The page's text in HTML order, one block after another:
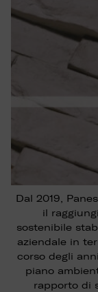
Dal 2019,
il
sostenibile
aziendale in
corso degli
piano
rapporto di